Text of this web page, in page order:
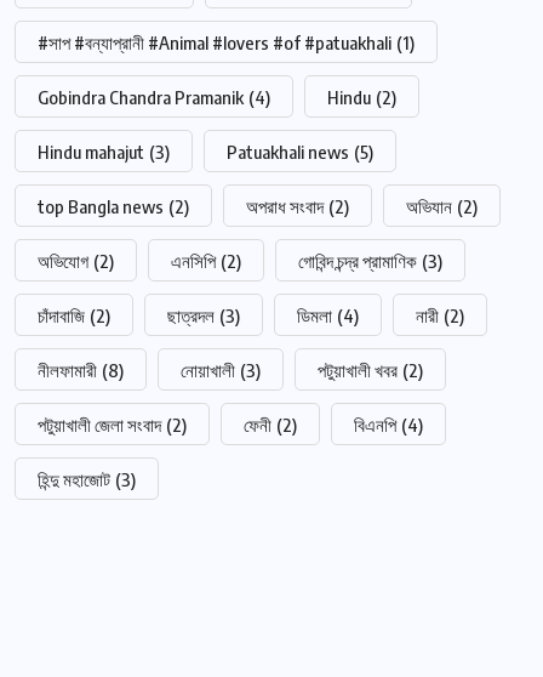
#সাপ #বন্যাপ্রানী #Animal #lovers #of #patuakhali (1)
Gobindra Chandra Pramanik (4) Hindu (2)
Hindu mahajut (3) Patuakhali news (5)
top Bangla news (2) অপরাধ সংবাদ (2) অভিযান (2)
অভিযোগ (2) এনসিপি (2) গোবিন্দ চন্দ্র প্রামাণিক (3)
চাঁদাবাজি (2) ছাত্রদল (3) ডিমলা (4) নারী (2)
নীলফামারী (8) নোয়াখালী (3) পটুয়াখালী খবর (2)
পটুয়াখালী জেলা সংবাদ (2) ফেনী (2) বিএনপি (4)
হিন্দু মহাজোট (3)